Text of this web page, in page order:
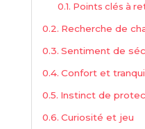
Points clés à
Recherche de
Sentiment de
Confort et
Instinct de
Curiosité et jeu